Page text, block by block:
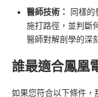
醫師技術：
同樣
施打路徑，並判斷
醫師對解剖學的深
誰最適合鳳凰
如果您符合以下條件，